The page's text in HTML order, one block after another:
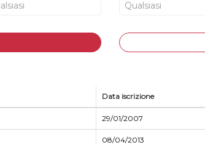
Data iscrizione
29/01/2007
08/04/2013